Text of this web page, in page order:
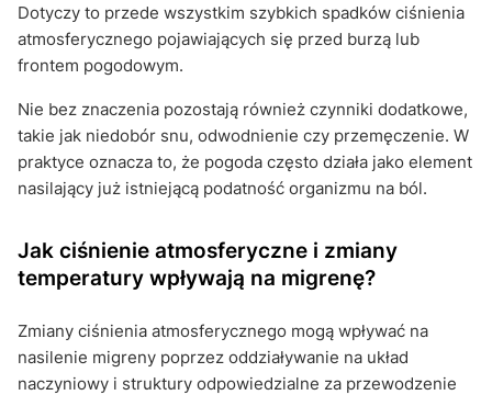
Dotyczy to przede wszystkim szybkich spadków ciśnienia
atmosferycznego pojawiających się przed burzą lub
frontem pogodowym.
Nie bez znaczenia pozostają również czynniki dodatkowe,
takie jak niedobór snu, odwodnienie czy przemęczenie. W
praktyce oznacza to, że pogoda często działa jako element
nasilający już istniejącą podatność organizmu na ból.
Jak ciśnienie atmosferyczne i zmiany
temperatury wpływają na migrenę?
Zmiany ciśnienia atmosferycznego mogą wpływać na
nasilenie migreny poprzez oddziaływanie na układ
naczyniowy i struktury odpowiedzialne za przewodzenie